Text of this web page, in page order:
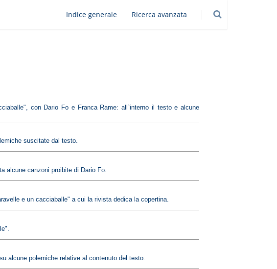
Indice generale Ricerca avanzata
con Dario Fo e Franca Rame: all`interno il testo e alcune
suscitate dal testo.
alcune canzoni proibite di Dario Fo.
e un cacciaballe" a cui la rivista dedica la copertina.
alcune polemiche relative al contenuto del testo.